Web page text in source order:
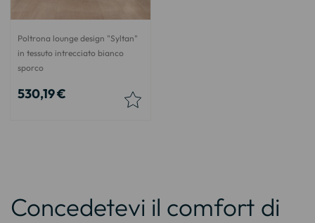
Poltrona lounge design "Syltan"
in tessuto intrecciato bianco
sporco
530,19 €
Concedetevi il comfort di